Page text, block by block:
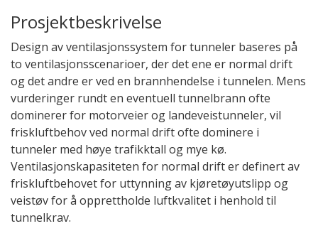
Prosjektbeskrivelse
Design av ventilasjonssystem for tunneler baseres på
to ventilasjonsscenarioer, der det ene er normal drift
og det andre er ved en brannhendelse i tunnelen. Mens
vurderinger rundt en eventuell tunnelbrann ofte
dominerer for motorveier og landeveistunneler, vil
friskluftbehov ved normal drift ofte dominere i
tunneler med høye trafikktall og mye kø.
Ventilasjonskapasiteten for normal drift er definert av
friskluftbehovet for uttynning av kjøretøyutslipp og
veistøv for å opprettholde luftkvalitet i henhold til
tunnelkrav.